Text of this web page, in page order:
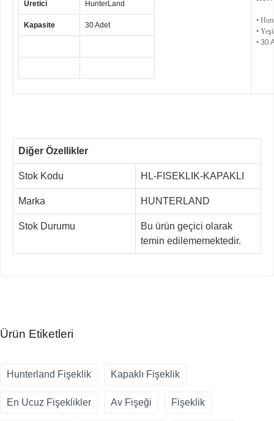
Üretici HunterLand
Kapasite 30 Adet
•
•
• 30
Diğer Özellikler
Stok Kodu HL-FISEKLIK-KAPAKLI
Marka HUNTERLAND
Stok Durumu
Bu ürün geçici olarak
temin edilememektedir.
Ürün Etiketleri
Hunterland Fişeklik Kapaklı Fişeklik
En Ucuz Fişeklikler Av Fişeği Fişeklik